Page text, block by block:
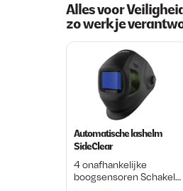
Alles voor
zo werk je
Automatische lashelm
SideClear
4 onafhankelijke
boogsensoren Schakelt